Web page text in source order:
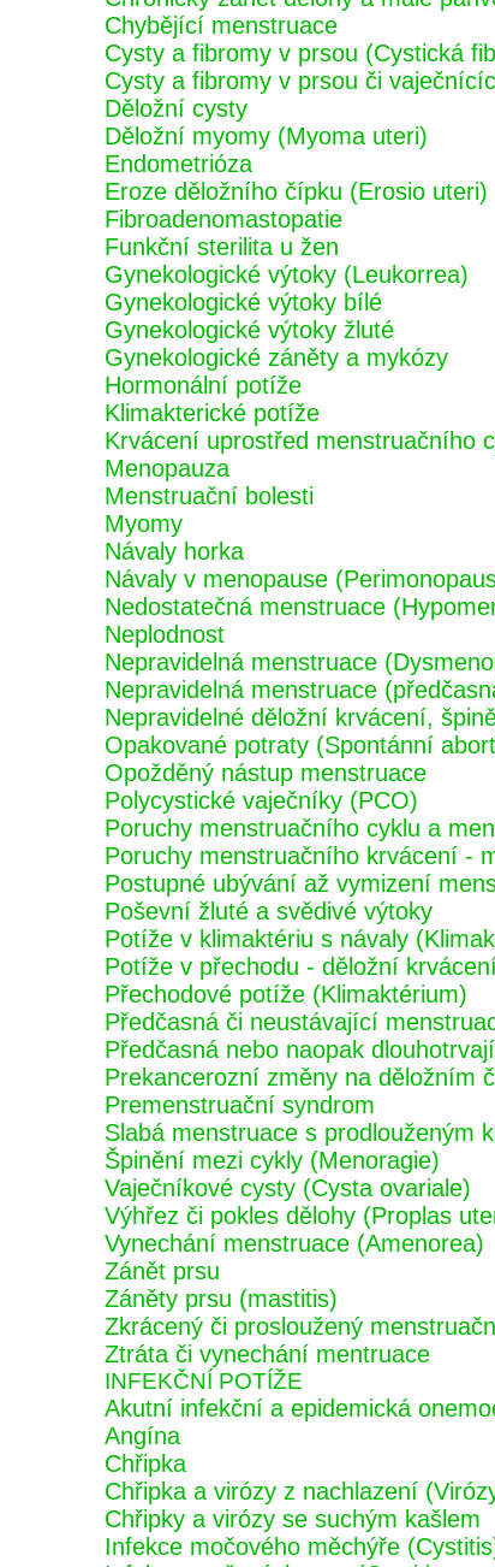
Chybějící menstruace
Cysty a fibromy v prsou (Cystická
Cysty a fibromy v prsou či
Děložní cysty
Děložní myomy (Myoma uteri)
Endometrióza
Eroze děložního čípku (Erosio uteri)
Fibroadenomastopatie
Funkční sterilita u žen
Gynekologické výtoky (Leukorrea)
Gynekologické výtoky bílé
Gynekologické výtoky žluté
Gynekologické záněty a mykózy
Hormonální potíže
Klimakterické potíže
Krvácení uprostřed menstruačního
Menopauza
Menstruační bolesti
Myomy
Návaly horka
Návaly v menopause
Nedostatečná menstruace
Neplodnost
Nepravidelná menstruace
Nepravidelná menstruace
Nepravidelné děložní krvácení,
Opakované potraty (Spontánní
Opožděný nástup menstruace
Polycystické vaječníky (PCO)
Poruchy menstruačního cyklu a
Poruchy menstruačního krvácení -
Postupné ubývání až vymizení
Poševní žluté a svědivé výtoky
Potíže v klimaktériu s návaly
Potíže v přechodu - děložní
Přechodové potíže (Klimaktérium)
Předčasná či neustávající
Předčasná nebo naopak
Prekancerozní změny na děložním
Premenstruační syndrom
Slabá menstruace s prodlouženým
Špinění mezi cykly (Menoragie)
Vaječníkové cysty (Cysta ovariale)
Výhřez či pokles dělohy (Proplas
Vynechání menstruace (Amenorea)
Zánět prsu
Záněty prsu (mastitis)
Zkrácený či prosloužený
Ztráta či vynechání mentruace
INFEKČNÍ POTÍŽE
Akutní infekční a epidemická
Angína
Chřipka
Chřipka a virózy z nachlazení
Chřipky a virózy se suchým kašlem
Infekce močového měchýře